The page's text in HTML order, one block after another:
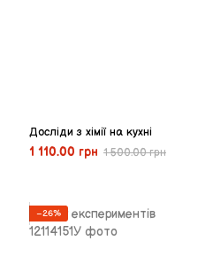
Досліди з хімії на кухні
1 110.00 грн 1 500.00 грн
−26%